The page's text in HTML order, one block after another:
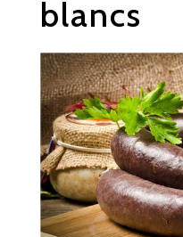
blancs